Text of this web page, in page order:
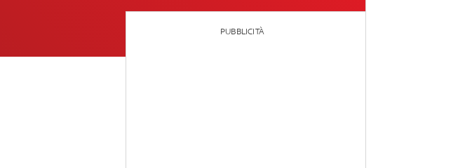
PUBBLICITÀ